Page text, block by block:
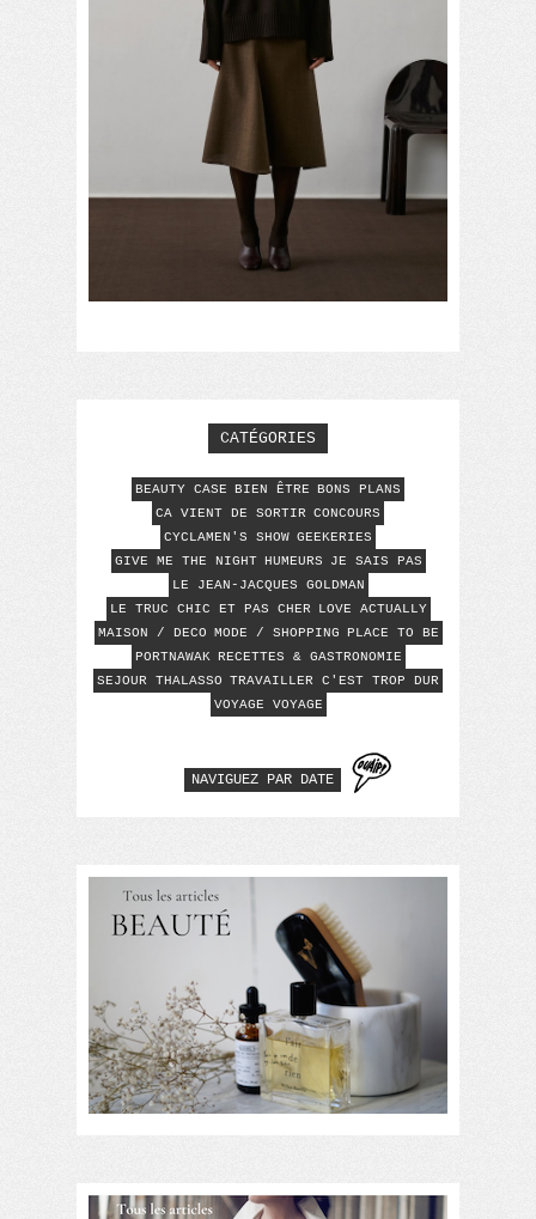
CATÉGORIES
BEAUTY CASE BIEN ÊTRE
BONS PLANS
CA VIENT DE SORTIR CONCOURS
CYCLAMEN'S SHOW GEEKERIES
GIVE ME THE NIGHT
HUMEURS
JE SAIS PAS
LE JEAN-JACQUES GOLDMAN
LE TRUC CHIC ET PAS CHER
LOVE ACTUALLY
MAISON / DECO
MODE / SHOPPING
PLACE TO BE
PORTNAWAK
RECETTES & GASTRONOMIE
SEJOUR THALASSO TRAVAILLER C'EST TROP DUR
VOYAGE VOYAGE
NAVIGUEZ PAR DATE